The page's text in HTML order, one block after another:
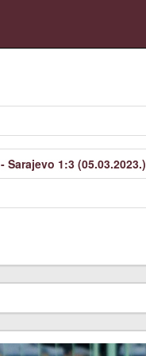
Sarajevo 1:3 (05.03.2023.)